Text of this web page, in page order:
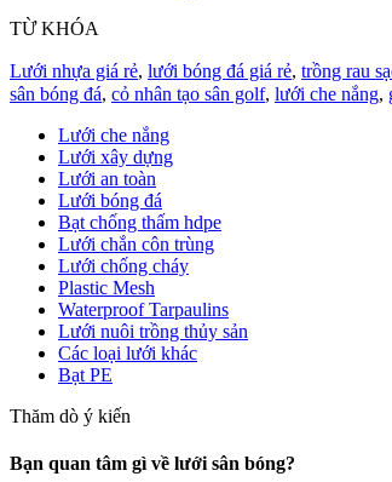
TỪ KHÓA
Lưới nhựa giá rẻ, lưới bóng đá giá rẻ, trồng rau
sân bóng đá, cỏ nhân tạo sân golf, lưới che nắng,
Lưới che nắng
Lưới xây dựng
Lưới an toàn
Lưới bóng đá
Bạt chống thấm hdpe
Lưới chắn côn trùng
Lưới chống cháy
Plastic Mesh
Waterproof Tarpaulins
Lưới nuôi trồng thủy sản
Các loại lưới khác
Bạt PE
Thăm dò ý kiến
Bạn quan tâm gì về lưới sân bóng?